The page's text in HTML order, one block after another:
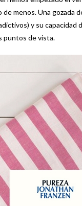
menos. Una gozada
y su capacidad
puntos de vista.